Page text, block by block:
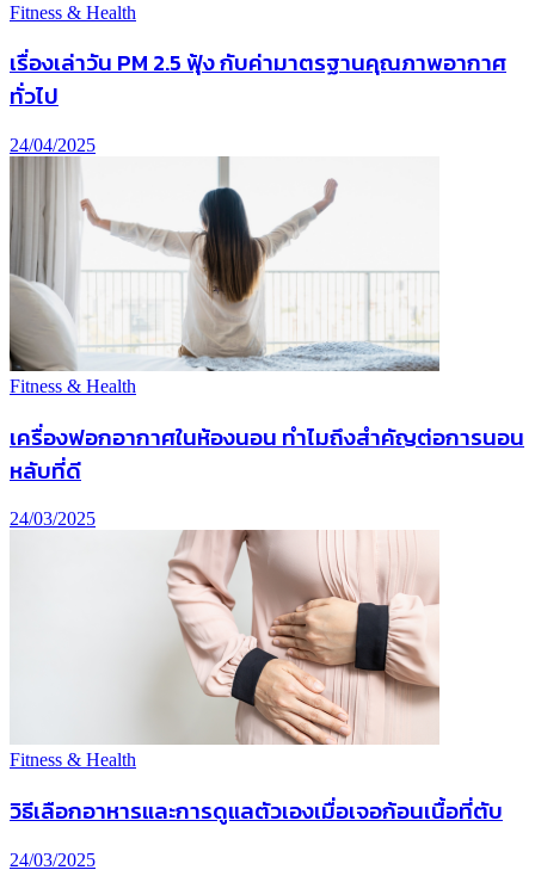
Fitness & Health
เรื่องเล่าวัน PM 2.5 ฟุ้ง กับค่ามาตรฐานคุณภาพอากาศ
ทั่วไป
24/04/2025
Fitness & Health
เครื่องฟอกอากาศในห้องนอน ทำไมถึงสำคัญต่อการนอน
หลับที่ดี
24/03/2025
Fitness & Health
วิธีเลือกอาหารและการดูแลตัวเองเมื่อเจอก้อนเนื้อที่ตับ
24/03/2025